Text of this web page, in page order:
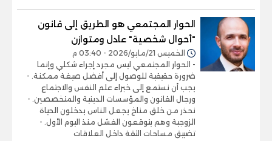
الحوار المجتمعي هو الطريق إلى قانون
"أحوال شخصية" عادل ومتوازن
الخميس 21/مايو/2026 - 03:40 م
- الحوار المجتمعي ليس مجرد إجراء شكلي وإنما
ضرورة حقيقية للوصول إلى أفضل صيغة ممكنة. -
يجب أن نستمع إلى خبراء علم النفس والاجتماع
ورجال القانون والمؤسسات الدينية والمتخصصين. -
نحذر من خلق مناخ يجعل الناس يدخلون الحياة
الزوجية وهم يتوقعون الفشل منذ اليوم الأول. -
تضييق مساحات الثقة داخل العلاقات